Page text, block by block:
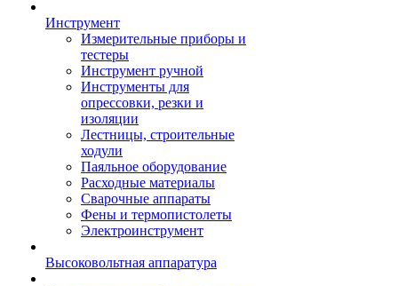
Инструмент
Измерительные приборы и
тестеры
Инструмент ручной
Инструменты для
опрессовки, резки и
изоляции
Лестницы, строительные
ходули
Паяльное оборудование
Расходные материалы
Сварочные аппараты
Фены и термопистолеты
Электроинструмент
Высоковольтная аппаратура